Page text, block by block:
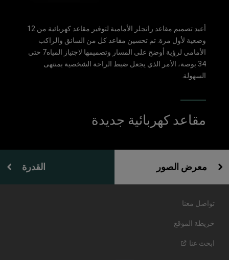
أعيد تصميم مقاعد رانجلر الأمامية لتوفير مقاعد كهربائية من 12
وضعية لأول مرة. تم تحسين مقاعد كل من السائق والراكب
الأمامي لرؤية أوضح على المسار وتصميمها لاجتياز المياه7 حتى
34 بوصة، الأمر الذي يجعل ضبط الراحة الشخصية بمنتهى
السهولة.
مقاعد كهربائية جديدة
معرض الصور القدرة
تواصل معنا
خريطة الموقع
ابحث عنا